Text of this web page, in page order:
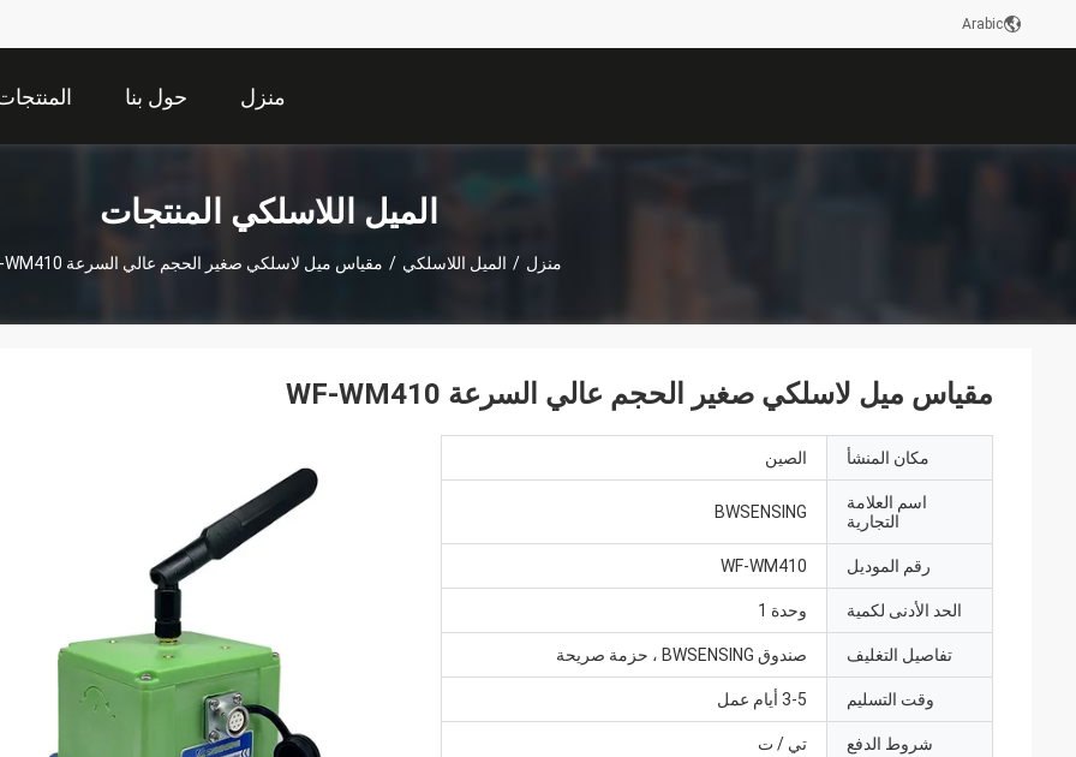
Arabic
منزل حول بنا
الميل اللاسلكي المنتجات
منزل / الميل اللاسلكي / مقياس ميل لاسلكي صغير الحجم عالي السرعة WF-WM410
مقياس ميل لاسلكي صغير الحجم عالي السرعة WF-WM410
مكان المنشأ الصين
اسم العلامة
التجارية
BWSENSING
رقم الموديل WF-WM410
الحد الأدنى لكمية وحدة 1
تفاصيل التغليف صندوق BWSENSING ، حزمة صريحة
وقت التسليم 3-5 أيام عمل
شروط الدفع تي / ت